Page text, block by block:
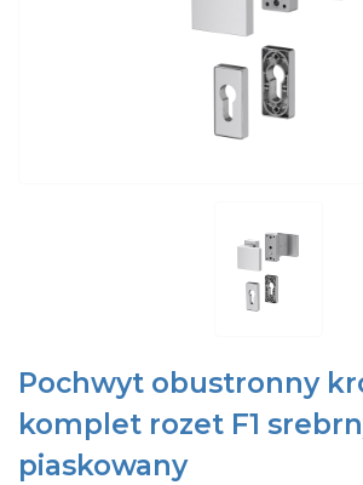
Pochwyt obustronny
komplet rozet F1
piaskowany